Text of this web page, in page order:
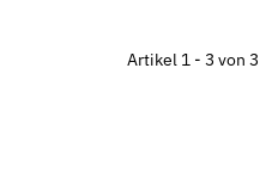
Artikel 1 - 3 von 3